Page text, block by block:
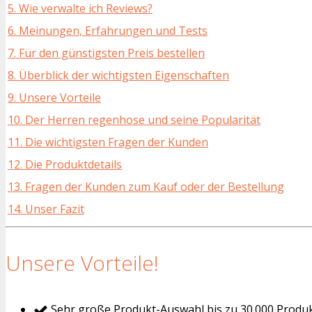
5. Wie verwalte ich Reviews?
6. Meinungen, Erfahrungen und Tests
7. Für den günstigsten Preis bestellen
8. Überblick der wichtigsten Eigenschaften
9. Unsere Vorteile
10. Der Herren regenhose und seine Popularität
11. Die wichtigsten Fragen der Kunden
12. Die Produktdetails
13. Fragen der Kunden zum Kauf oder der Bestellung
14. Unser Fazit
Unsere Vorteile!